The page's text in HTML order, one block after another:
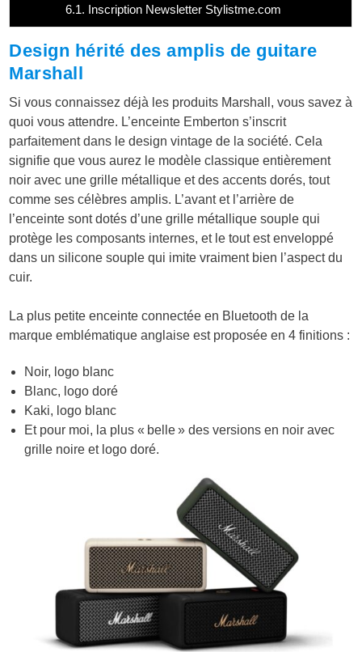
6.1. Inscription Newsletter Stylistme.com
Design hérité des amplis de guitare
Marshall
Si vous connaissez déjà les produits Marshall, vous savez à
quoi vous attendre. L’enceinte Emberton s’inscrit
parfaitement dans le design vintage de la société. Cela
signifie que vous aurez le modèle classique entièrement
noir avec une grille métallique et des accents dorés, tout
comme ses célèbres amplis. L’avant et l’arrière de
l’enceinte sont dotés d’une grille métallique souple qui
protège les composants internes, et le tout est enveloppé
dans un silicone souple qui imite vraiment bien l’aspect du
cuir.
La plus petite enceinte connectée en Bluetooth de la
marque emblématique anglaise est proposée en 4 finitions :
Noir, logo blanc
Blanc, logo doré
Kaki, logo blanc
Et pour moi, la plus « belle » des versions en noir avec
grille noire et logo doré.